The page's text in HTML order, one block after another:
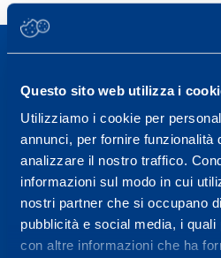
Questo sito web utilizza i
Utilizziamo i cookie per
annunci, per fornire funzionalità
analizzare il nostro traffico.
informazioni sul modo in cui
nostri partner che si occupano
pubblicità e social media, i
con altre informazioni che ha
Sport Service Mapei S.r.l. - Via
21057 Olgiate Olona (Varese)
0331 575757, Monday to Friday
14.30-17.30.